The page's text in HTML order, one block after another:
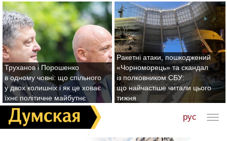
Труханов і Порошенко
в одному човні: що спільного
у двох колишніх і як це ховає
їхнє політичне майбутнє
Ракетні атаки, пошкоджений
«Чорноморець» та скандал
із полковником СБУ:
що найчастіше читали цього
тижня
рус